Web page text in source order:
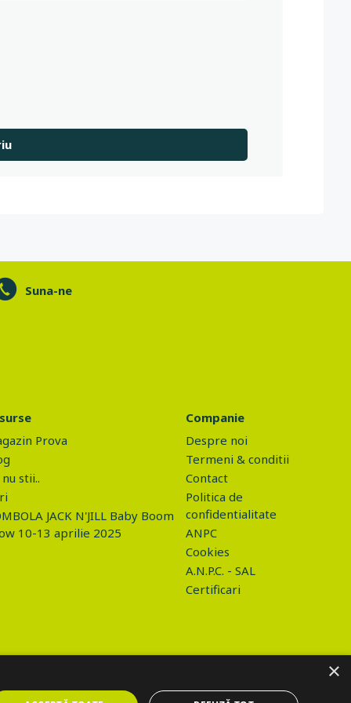
Suna-ne
Prova
nu stii..
JACK N'JILL Baby Boom
10-13 aprilie 2025
Companie
Despre noi
Termeni & conditii
Contact
Politica de
confidentialitate
ANPC
Cookies
A.N.P.C. - SAL
Certificari
×